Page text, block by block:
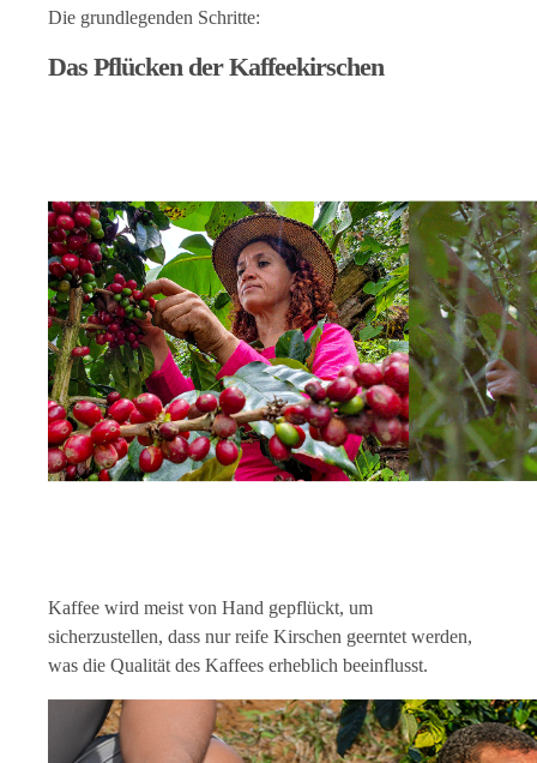
Die grundlegenden Schritte:
Das Pflücken der Kaffeekirschen
Kaffee wird meist von Hand gepflückt, um
sicherzustellen, dass nur reife Kirschen geerntet werden,
was die Qualität des Kaffees erheblich beeinflusst.